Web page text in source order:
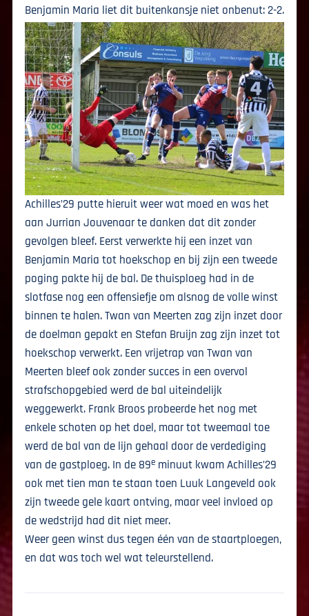
Benjamin Maria liet dit buitenkansje niet onbenut: 2-2.
Achilles’29 putte hieruit weer wat moed en was het
aan Jurrian Jouvenaar te danken dat dit zonder
gevolgen bleef. Eerst verwerkte hij een inzet van
Benjamin Maria tot hoekschop en bij zijn een tweede
poging pakte hij de bal. De thuisploeg had in de
slotfase nog een offensiefje om alsnog de volle winst
binnen te halen. Twan van Meerten zag zijn inzet door
de doelman gepakt en Stefan Bruijn zag zijn inzet tot
hoekschop verwerkt. Een vrijetrap van Twan van
Meerten bleef ook zonder succes in een overvol
strafschopgebied werd de bal uiteindelijk
weggewerkt. Frank Broos probeerde het nog met
enkele schoten op het doel, maar tot tweemaal toe
werd de bal van de lijn gehaal door de verdediging
van de gastploeg. In de 89e minuut kwam Achilles’29
ook met tien man te staan toen Luuk Langeveld ook
zijn tweede gele kaart ontving, maar veel invloed op
de wedstrijd had dit niet meer.
Weer geen winst dus tegen één van de staartploegen,
en dat was toch wel wat teleurstellend.